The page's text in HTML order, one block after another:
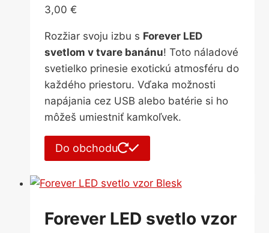
3,00 €
Rozžiar svoju izbu s Forever LED
svetlom v tvare banánu! Toto náladové
svetielko prinesie exotickú atmosféru do
každého priestoru. Vďaka možnosti
napájania cez USB alebo batérie si ho
môžeš umiestniť kamkoľvek.
Do obchodu
Forever LED svetlo vzor